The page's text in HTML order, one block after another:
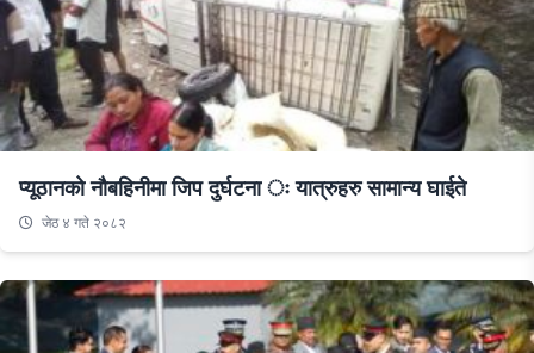
प्यूठानको नौबहिनीमा जिप दुर्घटना ः यात्रुहरु सामान्य घाईते
जेठ ४ गते २०८२